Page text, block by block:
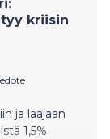
kriisin
ja laajaan
1,5%